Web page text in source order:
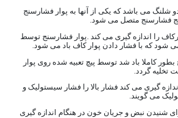
شلنگ می باشد که یکی از آنها به پوار فشارسنج
فشارسنج متصل می شود.
را اندازه گیری می کند .پوار فشارسنج توسط
که با فشار دادن پوار کاف باد می شود.
کاملا باد شد توسط پیچ تعبیه شده روی پوار
گردد.
گیری می کند فشار بالا را فشار سیستولیک و
می گویند.
شنیدن نبض و جریان خون در هنگام اندازه گیری